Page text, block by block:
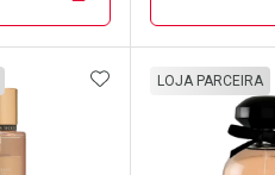
FECHAR
FECHAR
Por
ADICIONAR AOS
LOJA PARCEIRA